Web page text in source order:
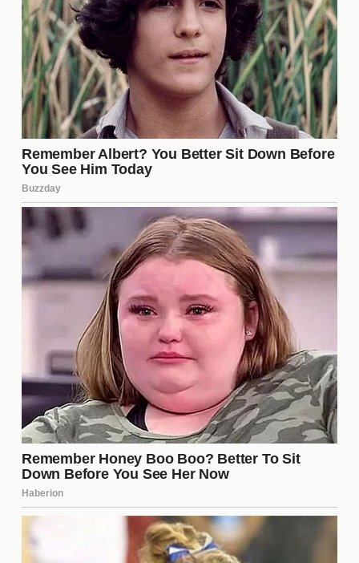
son frágiles y pueden romperse en cualquier
momento, especialmente cuando se trata de
decisiones de eliminación.
Las reacciones de los
eliminados
Lasreaccionesde los concursantes eliminados
suelen ser un reflejo de su experiencia en el
programa. Algunos se sienten aliviados y felices de
regresar a la vida normal, mientras que otros
experimentan una profunda tristeza por no haber
podido demostrar su valía. Las entrevistas
posteriores a la eliminación suelen ofrecer una
visión interesante sobre cómo cada concursante
percibe su tiempo en la casa y sus interacciones
con los demás. Estas reacciones son esenciales
para entender la psicología detrás del reality y la
presión que enfrentan los participantes.
El papel de las redes sociales
en el show
Lasredes sociales
difusión de información sobre La Casa de los
Famosos 6. Los fanáticos utilizan plataformas como